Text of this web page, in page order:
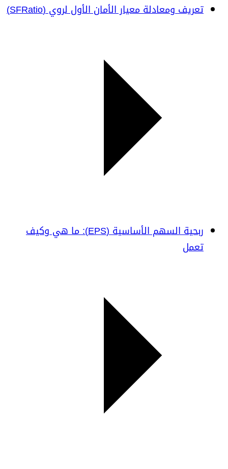
تعريف ومعادلة معيار الأمان الأول لروي (SFRatio)
ربحية السهم الأساسية (EPS): ما هي وكيف
تعمل